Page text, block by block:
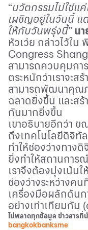
“นวัตกรรมไม่ใช่แ
เผชิญอยู่ในวันนี้ แ
ให้กับวันพรุ่งนี้” น
หัวเว่ย กล่าวไว้ใน
Congress
สามารถควบคุมกา
ตระหนักว่าเราจะส
สามารถพัฒนาคุณ
ฉลาดยิ่งขึ้น และส
กันมากยิ่งขึ้น
เขาอธิบายอีกว่า ข
ถึงเทคโนโลยีดิจิทั
ทำให้ช่องว่างทาง
ยิ่งทำให้สถานการ
เราจึงต้องมุ่งเน้น
ช่องว่างระหว่างค
เครื่องมือผลักดันก
อย่างเท่าเทียมกัน (
ไม่พลาดทุกข้อมูล ข่าวสารที่
bangkokbanksme